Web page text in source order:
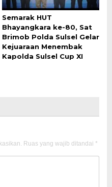
Semarak HUT
Bhayangkara ke-80, Sat
Brimob Polda Sulsel Gelar
Kejuaraan Menembak
Kapolda Sulsel Cup XI
Ruas yang wajib ditandai *